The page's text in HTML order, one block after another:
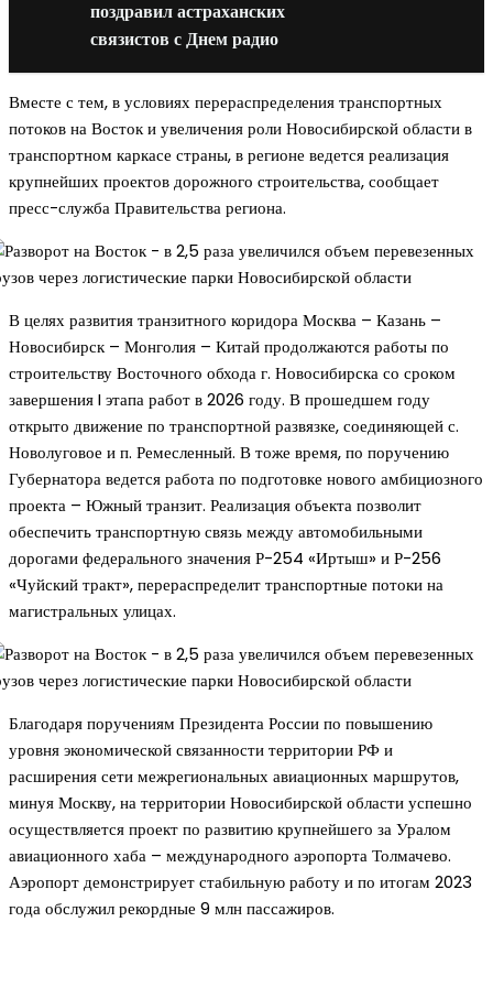
поздравил астраханских
связистов с Днем радио
Вместе с тем, в условиях перераспределения транспортных
потоков на Восток и увеличения роли Новосибирской области в
транспортном каркасе страны, в регионе ведется реализация
крупнейших проектов дорожного строительства, сообщает
пресс-служба Правительства региона.
В целях развития транзитного коридора Москва – Казань –
Новосибирск – Монголия – Китай продолжаются работы по
строительству Восточного обхода г. Новосибирска со сроком
завершения I этапа работ в 2026 году. В прошедшем году
открыто движение по транспортной развязке, соединяющей с.
Новолуговое и п. Ремесленный. В тоже время, по поручению
Губернатора ведется работа по подготовке нового амбициозного
проекта – Южный транзит. Реализация объекта позволит
обеспечить транспортную связь между автомобильными
дорогами федерального значения Р-254 «Иртыш» и Р-256
«Чуйский тракт», перераспределит транспортные потоки на
магистральных улицах.
Благодаря поручениям Президента России по повышению
уровня экономической связанности территории РФ и
расширения сети межрегиональных авиационных маршрутов,
минуя Москву, на территории Новосибирской области успешно
осуществляется проект по развитию крупнейшего за Уралом
авиационного хаба – международного аэропорта Толмачево.
Аэропорт демонстрирует стабильную работу и по итогам 2023
года обслужил рекордные 9 млн пассажиров.